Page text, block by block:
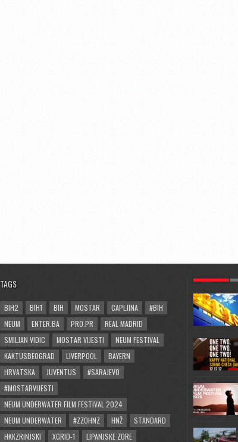
TAGS
BIH2 BIH1 BIH MOSTAR CAPLJINA
#BIH
NEUM
ENTER.BA PRO.PR
REAL MADRID
SMILJAN VIDIC
MOSTAR VIJESTI
NEUM FESTIVAL
KAKTUSBEOGRAD
LIVERPOOL
BAYERN
HRVATSKA
JUVENTUS
#SARAJEVO
#MOSTARVIJESTI
NEUM UNDERWATER FILM FESTIVAL 2024
NEUM UNDERWATER
#ZZOHNZ HNŽ
STANDARD
HKKZRINJSKI
XGRID-1 LIPANJSKE ZORE